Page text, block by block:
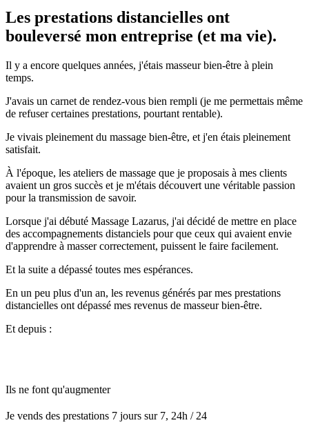
Les prestations distancielles ont
bouleversé mon entreprise (et ma vie).
Il y a encore quelques années, j'étais masseur bien-être à plein
temps.
J'avais un carnet de rendez-vous bien rempli (je me permettais même
de refuser certaines prestations, pourtant rentable).
Je vivais pleinement du massage bien-être, et j'en étais pleinement
satisfait.
À l'époque, les ateliers de massage que je proposais à mes clients
avaient un gros succès et je m'étais découvert une véritable passion
pour la transmission de savoir.
Lorsque j'ai débuté Massage Lazarus, j'ai décidé de mettre en place
des accompagnements distanciels pour que ceux qui avaient envie
d'apprendre à masser correctement, puissent le faire facilement.
Et la suite a dépassé toutes mes espérances.
En un peu plus d'un an, les revenus générés par mes prestations
distancielles ont dépassé mes revenus de masseur bien-être.
Et depuis :
Ils ne font qu'augmenter
Je vends des prestations 7 jours sur 7, 24h / 24